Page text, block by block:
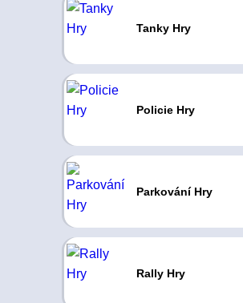
Tanky Hry
Policie Hry
Parkování Hry
Rally Hry